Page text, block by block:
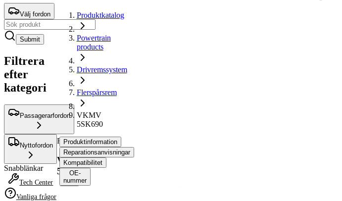
Välj fordon
Submit
Filtrera
efter
kategori
Passagerarfordon
Nyttofordon
Snabblänkar
Tech Center
Vanliga frågor
Produktkatalog
Powertrain
products
Drivremssystem
Flerspårsrem
VKMV
5SK690
Flerspårsrem
VKMV
5SK690
Produktinformation
Reparationsanvisningar
Kompatibilitet
OE-
nummer